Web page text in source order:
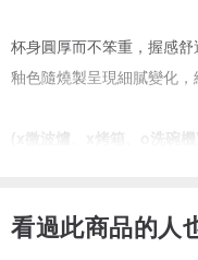
杯身圓厚而不笨重，握感舒
釉色隨燒製呈現細膩變化，
(x微波爐、x烤箱、o洗碗機)
看過此商品的人